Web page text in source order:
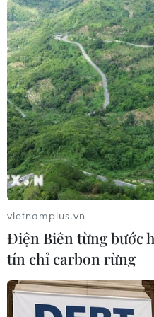
#UNRWA #Dải Gaza
#Palestine
#Israel
XUNG ĐỘT
vietnamplus.vn
Điện Biên từng bước
tín chỉ carbon rừng